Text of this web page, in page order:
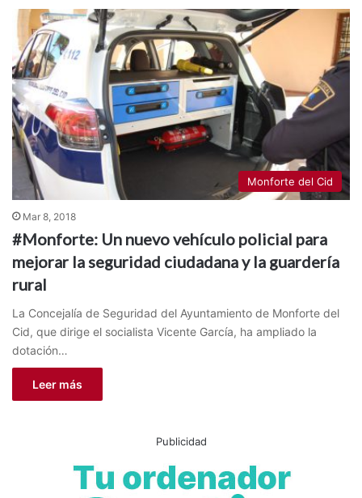
Monforte del Cid
Mar 8, 2018
#Monforte: Un nuevo vehículo policial para
mejorar la seguridad ciudadana y la guardería
rural
La Concejalía de Seguridad del Ayuntamiento de Monforte del
Cid, que dirige el socialista Vicente García, ha ampliado la
dotación…
Leer más
Publicidad